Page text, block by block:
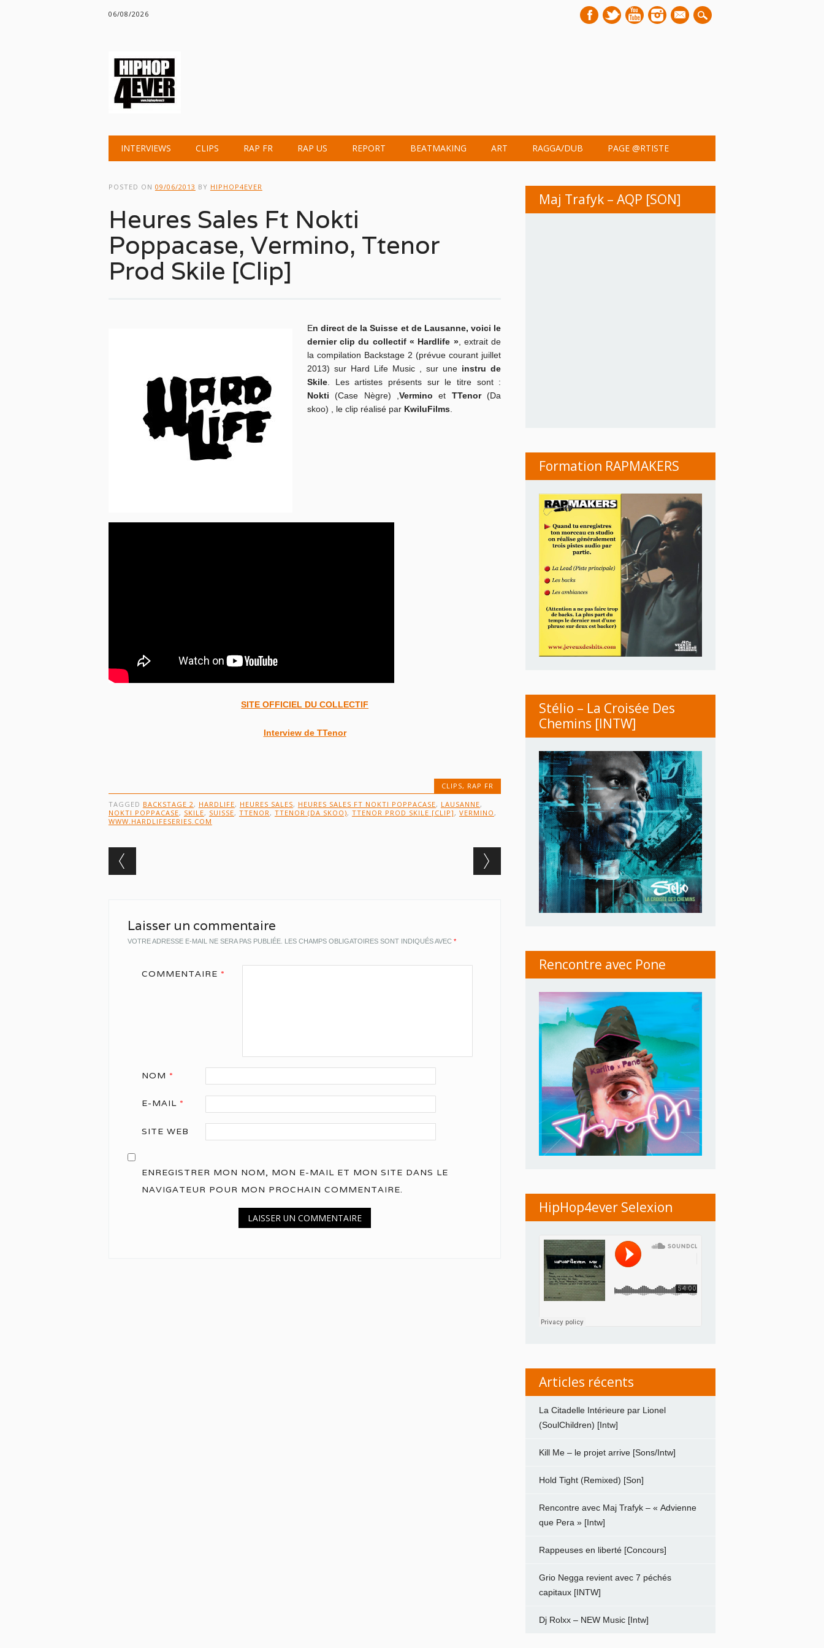
06/08/2026
mail
Main menu
INTERVIEWS CLIPS RAP FR RAP US REPORT BEATMAKING ART RAGGA/DUB PAGE @RTISTE
POSTED ON 09/06/2013 BY HIPHOP4EVER
Heures Sales Ft Nokti
Poppacase, Vermino, Ttenor
Prod Skile [Clip]
En direct de la Suisse et de Lausanne, voici le
dernier clip du collectif « Hardlife », extrait de
la compilation Backstage 2 (prévue courant juillet
2013) sur Hard Life Music , sur une instru de
Skile. Les artistes présents sur le titre sont :
Nokti (Case Nègre) ,Vermino et TTenor(Da
skoo) , le clip réalisé par KwiluFilms.
SITE OFFICIEL DU COLLECTIF
Interview de TTenor
CLIPS, RAP FR
TAGGED BACKSTAGE 2, HARDLIFE, HEURES SALES, HEURES SALES FT NOKTI POPPACASE, LAUSANNE,
NOKTI POPPACASE, SKILE, SUISSE, TTENOR, TTENOR (DA SKOO), TTENOR PROD SKILE [CLIP] , VERMINO ,
WWW.HARDLIFESERIES.COM
Post navigation
Laisser un commentaire
VOTRE ADRESSE E-MAIL NE SERA PAS PUBLIÉE. LES CHAMPS OBLIGATOIRES SONT INDIQUÉS AVEC *
COMMENTAIRE *
NOM *
E-MAIL *
SITE WEB
ENREGISTRER MON NOM, MON E-MAIL ET MON SITE DANS LE
NAVIGATEUR POUR MON PROCHAIN COMMENTAIRE.
Maj Trafyk – AQP [SON]
Formation RAPMAKERS
Stélio – La Croisée Des
Chemins [INTW]
Rencontre avec Pone
HipHop4ever Selexion
Articles récents
La Citadelle Intérieure par Lionel
(SoulChildren) [Intw]
Kill Me – le projet arrive [Sons/Intw]
Hold Tight (Remixed) [Son]
Rencontre avec Maj Trafyk – « Advienne
que Pera » [Intw]
Rappeuses en liberté [Concours]
Grio Negga revient avec 7 péchés
capitaux [INTW]
Dj Rolxx – NEW Music [Intw]